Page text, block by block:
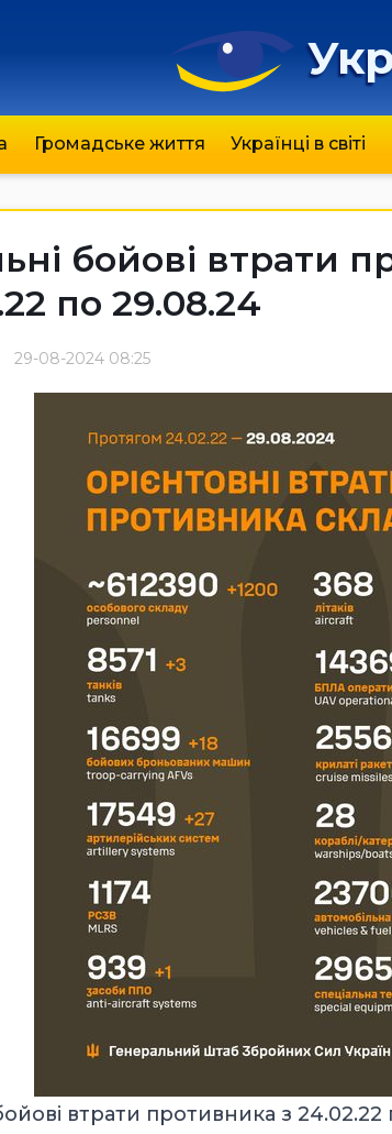
Громадське життя Українці в світі
бойові втрати
по 29.08.24
29-08-2024 08:25
втрати противника з